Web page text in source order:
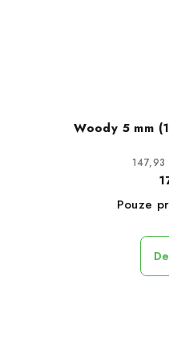
Woody 5 mm
147,93
Pouze